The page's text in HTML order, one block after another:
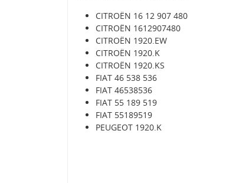
CITROËN 16 12 907 480
CITROËN 1612907480
CITROËN 1920.EW
CITROËN 1920.K
CITROËN 1920.KS
FIAT 46 538 536
FIAT 46538536
FIAT 55 189 519
FIAT 55189519
PEUGEOT 1920.K